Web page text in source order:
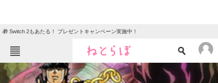
🎁 Switch 2もあたる！ プレゼントキャンペーン実施中！
ねとらぼメニュー
TOP ニュース